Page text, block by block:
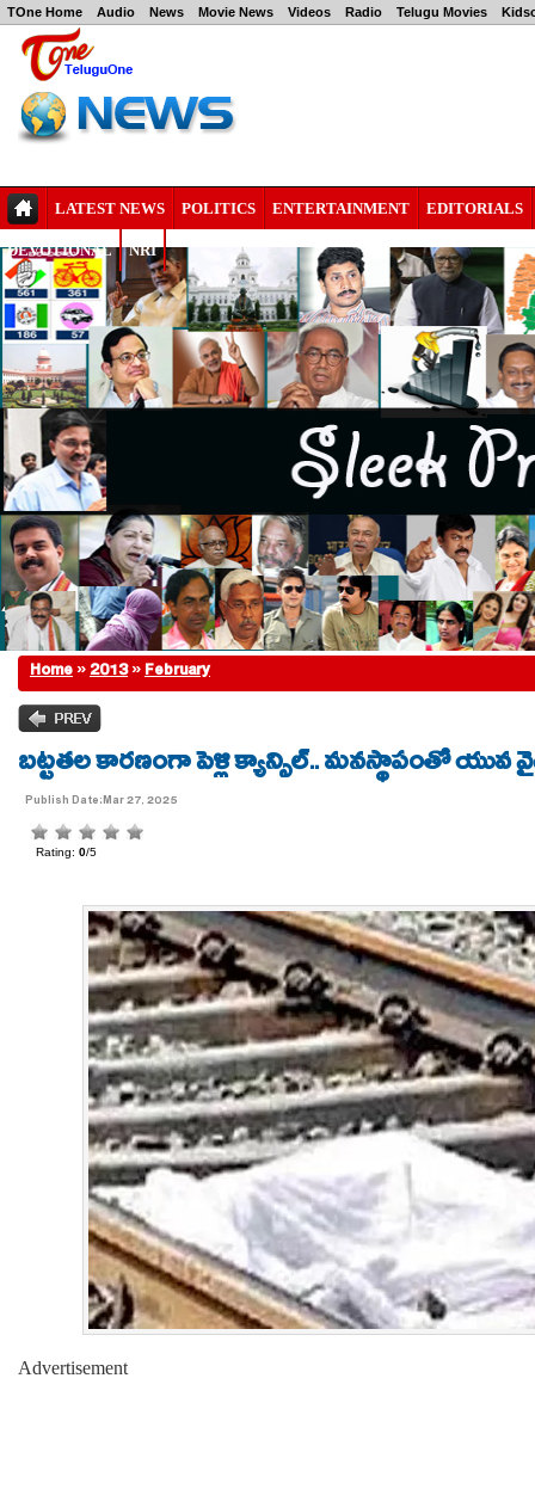
TOne Home Audio News Movie News Videos Radio Telugu Movies
LATEST NEWS POLITICS ENTERTAINMENT EDITORIALS
DEVOTIONAL NRI
Home»2013»February
బట్టతల కారణంగా పెళ్లి క్యాన్సిల్.. మనస్థాపంతో యువ
Publish Date:Mar 27, 2025
Advertisement